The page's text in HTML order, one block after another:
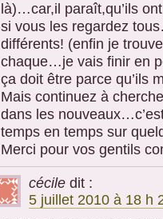
là)…car,il paraît,qu’ils
si vous les regardez
différents! (enfin je
chaque…je vais finir en
ça doit être parce qu’ils
Mais continuez à
dans les
temps en temps sur
Merci pour vos gentils
cécile dit :
5 juillet 2010 à 18 h